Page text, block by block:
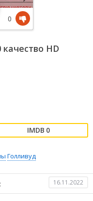
HD
0
Голливуд
0
16.11.2022